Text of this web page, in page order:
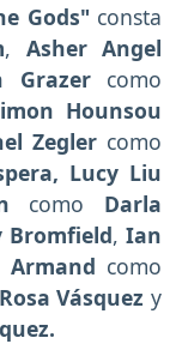
Gods" consta
, Asher Angel
Grazercomo
Hounsou
Zegler como
Lucy Liu
como Darla
Bromfield,Ian
Armand como
Rosa Vásquezy